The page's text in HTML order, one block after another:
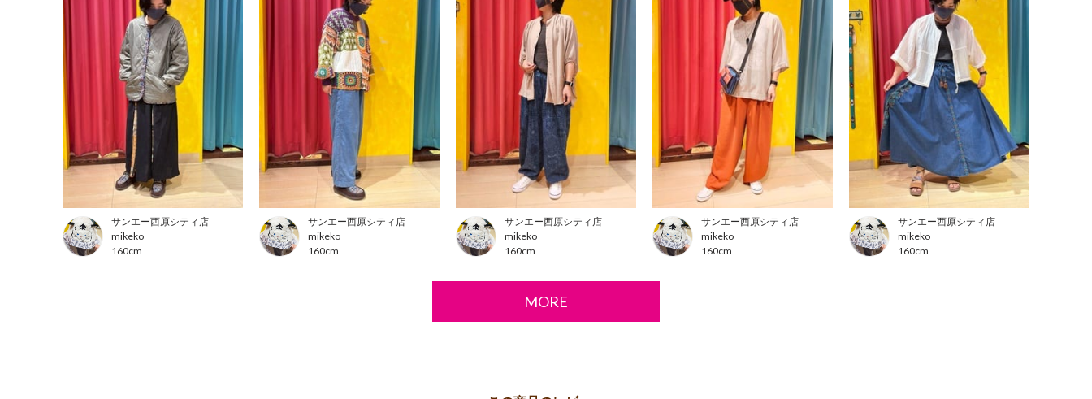
サンエー西原シティ店
mikeko
160cm
サンエー西原シティ店
mikeko
160cm
サンエー西原シティ店
mikeko
160cm
サンエー西原シティ店
mikeko
160cm
サンエー西原シティ店
mikeko
160cm
MORE